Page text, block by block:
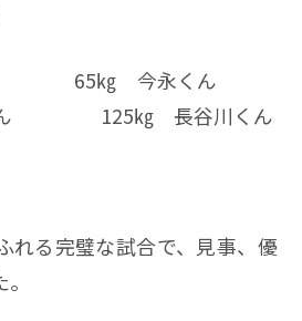
ん 65㎏ 今永くん
125㎏ 長谷川くん
れる完璧な試合で、見事、優